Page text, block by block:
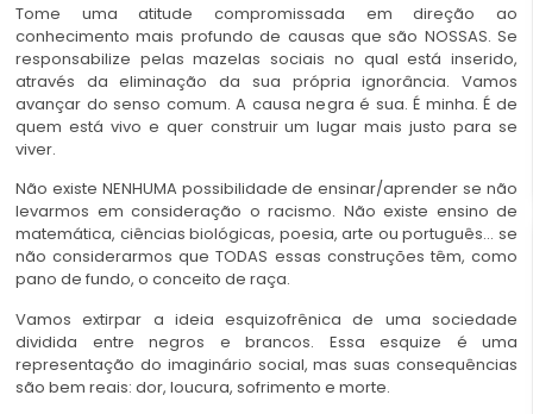
Tome uma atitude compromissada em direção ao
conhecimento mais profundo de causas que são NOSSAS. Se
responsabilize pelas mazelas sociais no qual está inserido,
através da eliminação da sua própria ignorância. Vamos
avançar do senso comum. A causa negra é sua. É minha. É de
quem está vivo e quer construir um lugar mais justo para se
viver.
Não existe NENHUMA possibilidade de ensinar/aprender se não
levarmos em consideração o racismo. Não existe ensino de
matemática, ciências biológicas, poesia, arte ou português… se
não considerarmos que TODAS essas construções têm, como
pano de fundo, o conceito de raça.
Vamos extirpar a ideia esquizofrênica de uma sociedade
dividida entre negros e brancos. Essa esquize é uma
representação do imaginário social, mas suas consequências
são bem reais: dor, loucura, sofrimento e morte.